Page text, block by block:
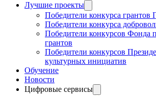
Лучшие проекты
Победители конкурса грантов
Победители конкурса
Победители конкурсов Фонда
грантов
Победители конкурсов
культурных инициатив
Обучение
Новости
Цифровые сервисы